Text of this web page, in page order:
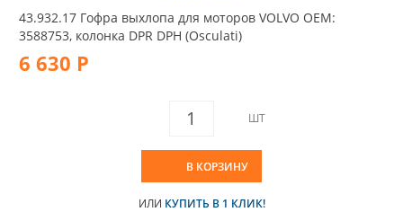
43.932.17 Гофра выхлопа для моторов VOLVO OEM:
3588753, колонка DPR DPH (Osculati)
6 630 Р
ШТ
В КОРЗИНУ
ИЛИ КУПИТЬ В 1 КЛИК!